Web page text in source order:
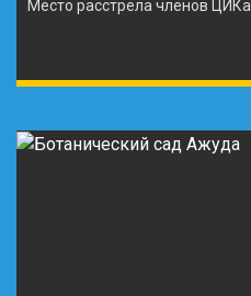
Место расстрела членов ЦИКа